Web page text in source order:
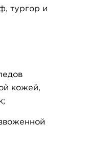
тургор и
кожей,